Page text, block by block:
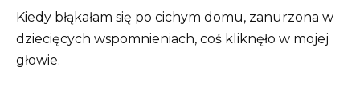
Kiedy błąkałam się po cichym domu, zanurzona w
dziecięcych wspomnieniach, coś kliknęło w mojej
głowie.